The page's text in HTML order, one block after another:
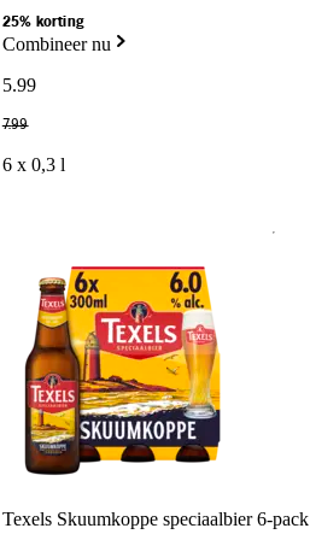
25% korting
Combineer nu
5.99
7.99
6 x 0,3 l
Texels Skuumkoppe speciaalbier 6-pack